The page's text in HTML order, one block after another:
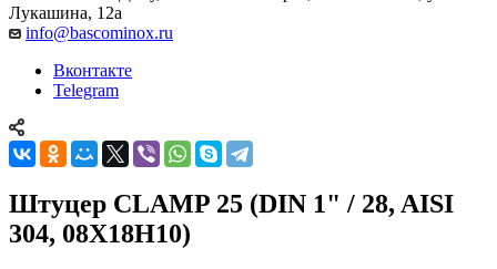
Лукашина, 12а
info@bascominox.ru
Вконтакте
Telegram
Штуцер CLAMP 25 (DIN 1" / 28, AISI
304, 08Х18Н10)